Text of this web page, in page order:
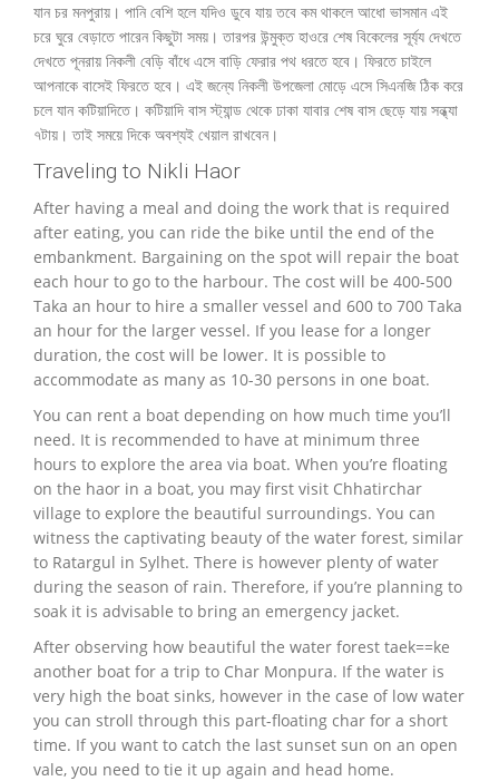
যান চর মনপুরায়। পানি বেশি হলে যদিও ডুবে যায় তবে কম থাকলে আধো ভাসমান এই
চরে ঘুরে বেড়াতে পারেন কিছুটা সময়। তারপর উন্মুক্ত হাওরে শেষ বিকেলের সূর্য্য দেখতে
দেখতে পূনরায় নিকলী বেড়ি বাঁধে এসে বাড়ি ফেরার পথ ধরতে হবে। ফিরতে চাইলে
আপনাকে বাসেই ফিরতে হবে। এই জন্যে নিকলী উপজেলা মোড়ে এসে সিএনজি ঠিক করে
চলে যান কটিয়াদিতে। কটিয়াদি বাস স্ট্যান্ড থেকে ঢাকা যাবার শেষ বাস ছেড়ে যায় সন্ধ্যা
৭টায়। তাই সময়ে দিকে অবশ্যই খেয়াল রাখবেন।
Traveling to Nikli Haor
After having a meal and doing the work that is required
after eating, you can ride the bike until the end of the
embankment. Bargaining on the spot will repair the boat
each hour to go to the harbour. The cost will be 400-500
Taka an hour to hire a smaller vessel and 600 to 700 Taka
an hour for the larger vessel. If you lease for a longer
duration, the cost will be lower. It is possible to
accommodate as many as 10-30 persons in one boat.
You can rent a boat depending on how much time you’ll
need. It is recommended to have at minimum three
hours to explore the area via boat. When you’re floating
on the haor in a boat, you may first visit Chhatirchar
village to explore the beautiful surroundings. You can
witness the captivating beauty of the water forest, similar
to Ratargul in Sylhet. There is however plenty of water
during the season of rain. Therefore, if you’re planning to
soak it is advisable to bring an emergency jacket.
After observing how beautiful the water forest taek==ke
another boat for a trip to Char Monpura. If the water is
very high the boat sinks, however in the case of low water
you can stroll through this part-floating char for a short
time. If you want to catch the last sunset sun on an open
vale, you need to tie it up again and head home.